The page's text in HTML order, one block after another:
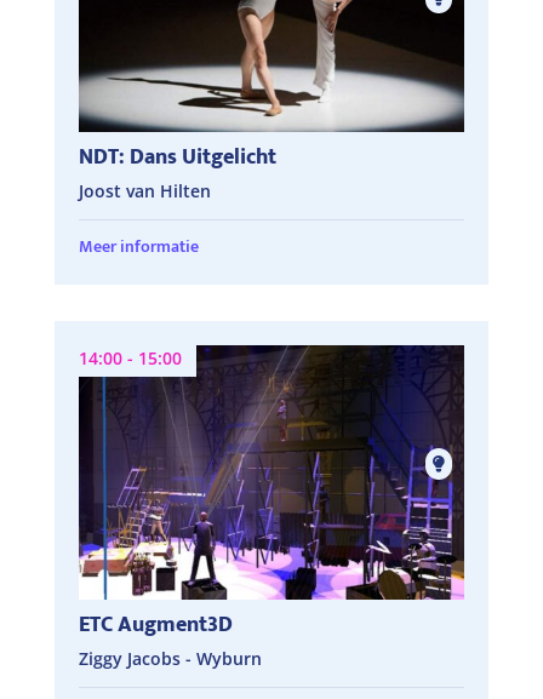
NDT: Dans Uitgelicht
Joost van Hilten
Meer informatie
ETC Augment3D
14:00 - 15:00
Ziggy Jacobs - Wyburn